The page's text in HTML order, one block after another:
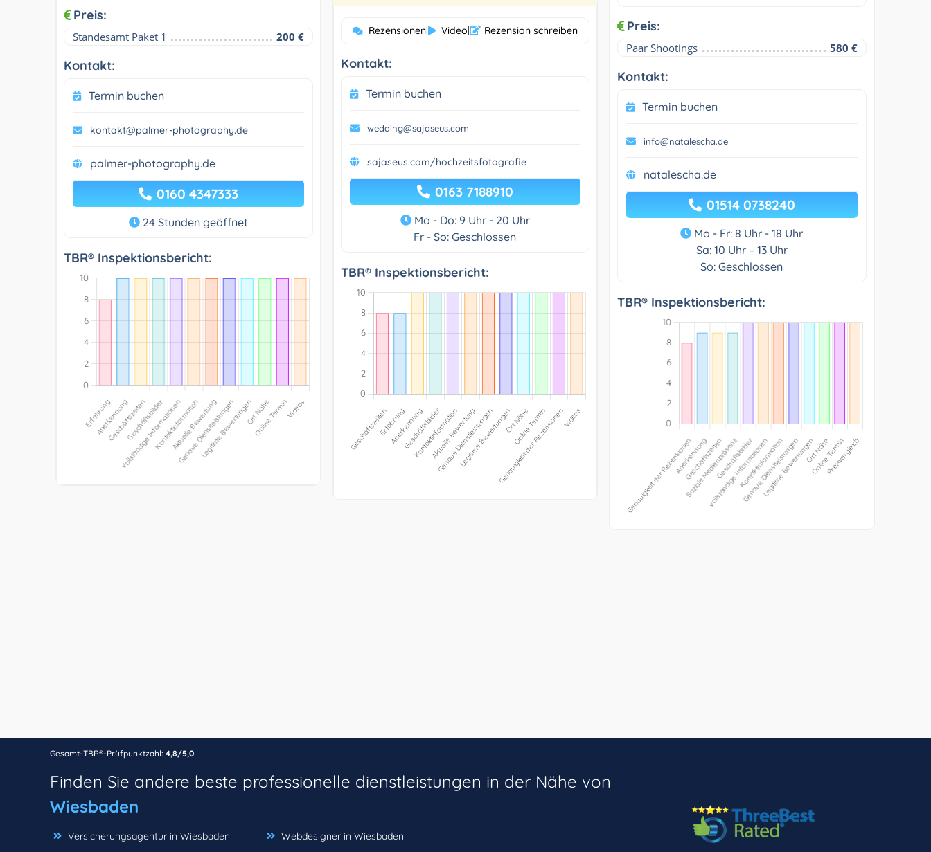
Preis:
Standesamt Paket 1 200 €
Kontakt:
Termin buchen
kontakt@palmer-photography.de
palmer-photography.de
0160 4347333
24 Stunden geöffnet
TBR® Inspektionsbericht:
Rezensionen| Video| Rezension schreiben
Kontakt:
Termin buchen
wedding@sajaseus.com
sajaseus.com/hochzeitsfotografie
0163 7188910
Mo - Do: 9 Uhr - 20 Uhr
Fr - So: Geschlossen
TBR® Inspektionsbericht:
Preis:
Paar Shootings 580 €
Kontakt:
Termin buchen
info@natalescha.de
natalescha.de
01514 0738240
Mo - Fr: 8 Uhr - 18 Uhr
Sa: 10 Uhr – 13 Uhr
So: Geschlossen
TBR® Inspektionsbericht:
Gesamt-TBR®-Prüfpunktzahl: 4,8/5,0
Finden Sie andere beste professionelle dienstleistungen in der Nähe von
Wiesbaden
Versicherungsagentur in Wiesbaden Webdesigner in Wiesbaden